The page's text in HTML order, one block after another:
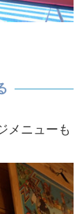
メニューも